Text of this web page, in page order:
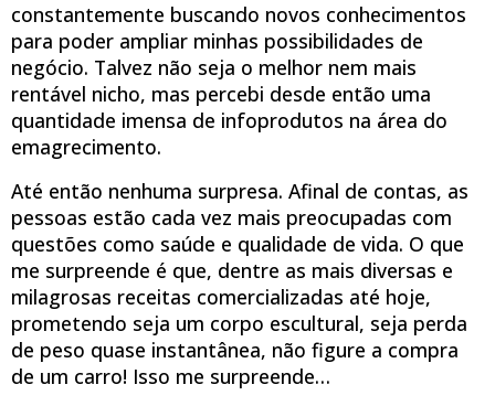
constantemente buscando novos conhecimentos
para poder ampliar minhas possibilidades de
negócio. Talvez não seja o melhor nem mais
rentável nicho, mas percebi desde então uma
quantidade imensa de infoprodutos na área do
emagrecimento.
Até então nenhuma surpresa. Afinal de contas, as
pessoas estão cada vez mais preocupadas com
questões como saúde e qualidade de vida. O que
me surpreende é que, dentre as mais diversas e
milagrosas receitas comercializadas até hoje,
prometendo seja um corpo escultural, seja perda
de peso quase instantânea, não figure a compra
de um carro! Isso me surpreende…